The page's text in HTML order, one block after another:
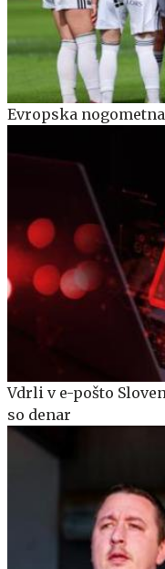
Evropska
Vdrli v e-pošto
so denar